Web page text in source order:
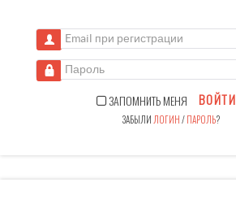
Email при регистрации
Пароль
ЗАПОМНИТЬ МЕНЯ ВОЙТИ
ЗАБЫЛИ ЛОГИН/ПАРОЛЬ?